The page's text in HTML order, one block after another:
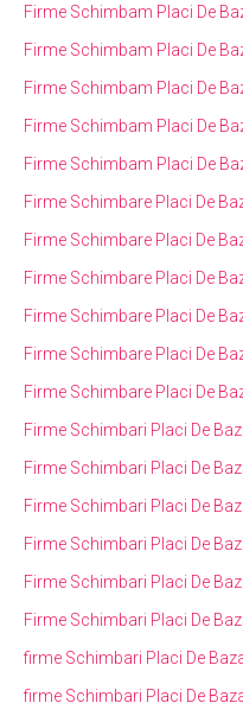
Firme Schimbam Placi De
Firme Schimbam Placi De
Firme Schimbam Placi De
Firme Schimbam Placi De
Firme Schimbam Placi De
Firme Schimbare Placi De
Firme Schimbare Placi De
Firme Schimbare Placi De
Firme Schimbare Placi De
Firme Schimbare Placi De
Firme Schimbare Placi De
Firme Schimbari Placi De
Firme Schimbari Placi De
Firme Schimbari Placi De
Firme Schimbari Placi De
Firme Schimbari Placi De
Firme Schimbari Placi De
firme Schimbari Placi De
firme Schimbari Placi De